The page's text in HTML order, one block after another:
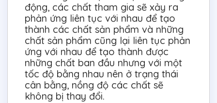
động, các chất tham gia sẽ xảy ra
phản ứng liên tục với nhau để tạo
thành các chất sản phẩm và những
chất sản phẩm cũng lại liên tục phản
ứng với nhau để tạo thành được
những chất ban đầu nhưng với một
tốc độ bằng nhau nên ở trạng thái
cân bằng, nồng độ các chất sẽ
không bị thay đổi.